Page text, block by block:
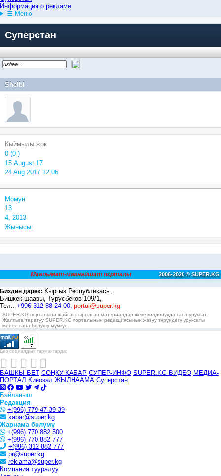
Информация о рекламе
☰ Меню
Суперстан
Shelbi
Кыймылы жок
0 (0 )
15 August 17
24 Aug 2017 12:06
Момун
13
4, 2013
Жынысы:
Маалымат-маанайшат порталы 2006-2020 © SUPER.KG
Биздин дарек: Кыргыз Республикасы,
Бишкек шаары, Турусбеков 109/1,
Тел.: +996 312 88-24-00, portal@super.kg
SUPER.KG порталына жайгаштырылган материалдар жеке колдонууда гана уруксат.
Жалпыга таратуу SUPER.KG порталынын редакциясынын жазуу түрүндөгү уруксаты
менен гана болушу мүмкүн.
Биз социалдык тармактарда:
БАШКЫ БЕТ СОҢКУ КАБАР СУПЕР-ИНФО SUPER.KG ВИДЕО МЕДИА-
ПОРТАЛ Кинозал ЖЫЛНААМА Суперстан
Байланыш
Редакция
+(996) 779 47 39 39
kabar@super.kg
Жарнама бөлүмү
+(996) 770 882 500
+(996) 770 882 777
+(996) 312 882 777
pr@super.kg
reklama@super.kg
Компания тууралуу